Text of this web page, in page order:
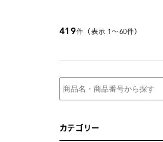
419件（表示 1〜60件）
カテゴリー